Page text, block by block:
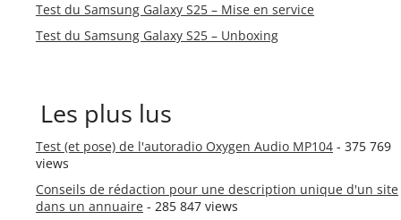
Test du Samsung Galaxy S25 – Mise en service
Test du Samsung Galaxy S25 – Unboxing
Les plus lus
Test (et pose) de l'autoradio Oxygen Audio MP104 - 375 769
views
Conseils de rédaction pour une description unique d'un site
dans un annuaire - 285 847 views